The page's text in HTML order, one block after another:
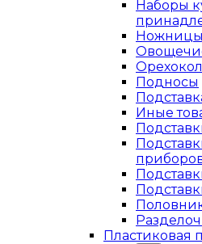
Наборы
Ножницы
Подносы
Иные
Пластиковая